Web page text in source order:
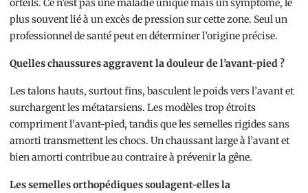
orteils. Ce n’est pas une maladie unique mais un symptôme, le
plus souvent lié à un excès de pression sur cette zone. Seul un
professionnel de santé peut en déterminer l’origine précise.
Quelles chaussures aggravent la douleur de l’avant-pied ?
Les talons hauts, surtout fins, basculent le poids vers l’avant et
surchargent les métatarsiens. Les modèles trop étroits
compriment l’avant-pied, tandis que les semelles rigides sans
amorti transmettent les chocs. Un chaussant large à l’avant et
bien amorti contribue au contraire à prévenir la gêne.
Les semelles orthopédiques soulagent-elles la